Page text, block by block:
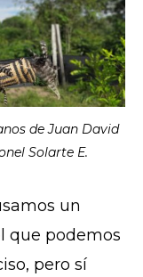
de Juan David
Solarte E.
un
que podemos
pero sí